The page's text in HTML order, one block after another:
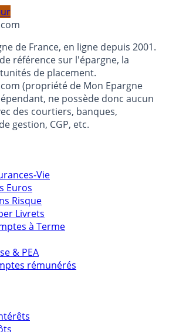
de France, en ligne depuis 2001.
référence sur l'épargne, la
de placement.
(propriété de Mon Epargne
ne possède donc aucun
gestion, CGP, etc.
Vie
Euros
Risque
Livrets
à Terme
rémunérés